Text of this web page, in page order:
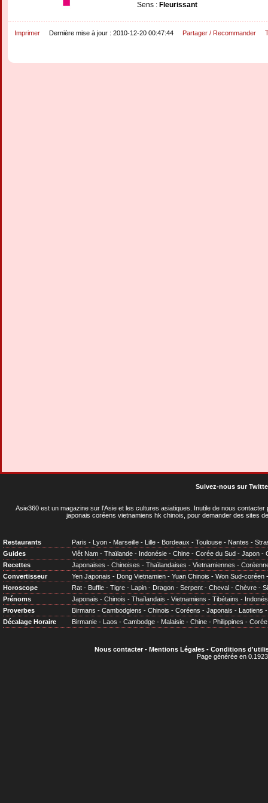
Sens : Fleurissant
Imprimer Dernière mise à jour : 2010-12-20 00:47:44 Partager / Recommander
Suivez-nous sur
Asie360 est un magazine sur l'Asie et les cultures asiatiques . Inutile de nous
japonais coréens vietnamiens hk chinois, pour demander des sites
Restaurants Paris - Lyon - Marseille - Lille - Bordeaux - Toulouse - Nantes -
Guides
Viêt Nam - Thaïlande - Indonésie - Chine - Corée du Sud - Japon -
Recettes
Japonaises - Chinoises - Thaïlandaises - Vietnamiennes -
Convertisseur
Yen Japonais - Dong Vietnamien - Yuan Chinois - Won Sud-coréen
Horoscope
Rat - Buffle - Tigre - Lapin - Dragon - Serpent - Cheval - Chèvre -
Prénoms
Japonais - Chinois - Thaïlandais - Vietnamiens - Tibétains -
Proverbes
Birmans - Cambodgiens - Chinois - Coréens - Japonais - Laotiens
Décalage Horaire
Birmanie - Laos - Cambodge - Malaisie - Chine - Philippines - Corée
Nous contacter- Mentions Légales- Conditions
Page générée en